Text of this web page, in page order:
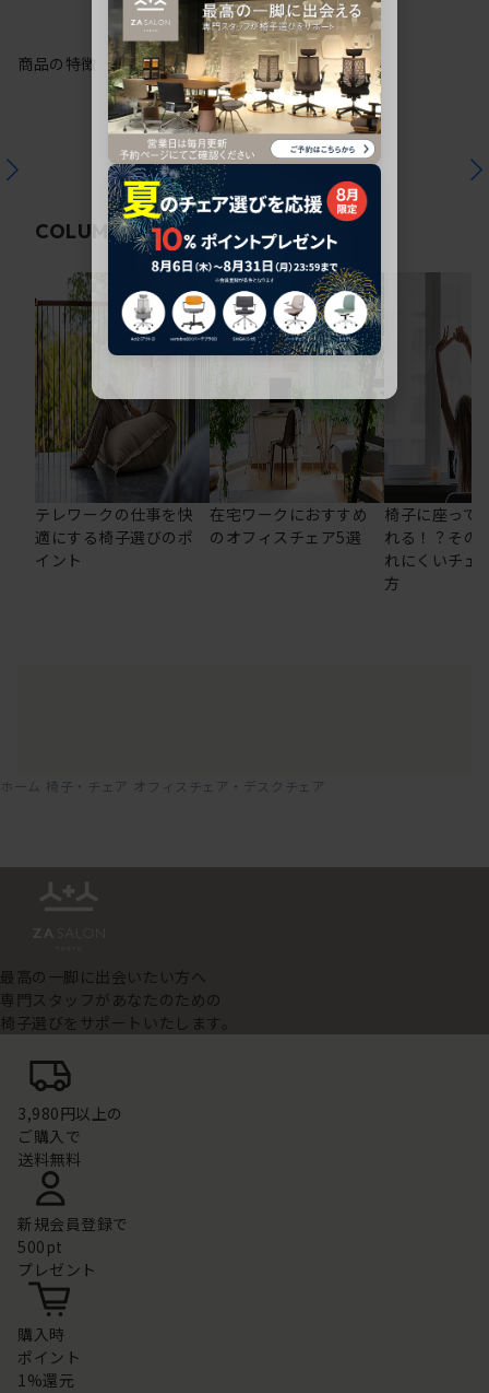
商品の特徴
COLUMN関連コラム
テレワークの仕事を快
適にする椅子選びのポ
イント
在宅ワークにおすすめ
のオフィスチェア5選
椅子に座って
れる！？その
れにくいチェ
方
ホーム 椅子・チェア オフィスチェア・デスクチェア
最高の一脚に出会いたい方へ
専門スタッフがあなたのための
椅子選びをサポートいたします。
3,980円以上の
ご購入で
送料無料
新規会員登録で
500pt
プレゼント
購入時
ポイント
1%還元